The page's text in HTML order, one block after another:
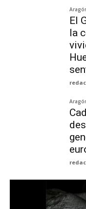
El
la